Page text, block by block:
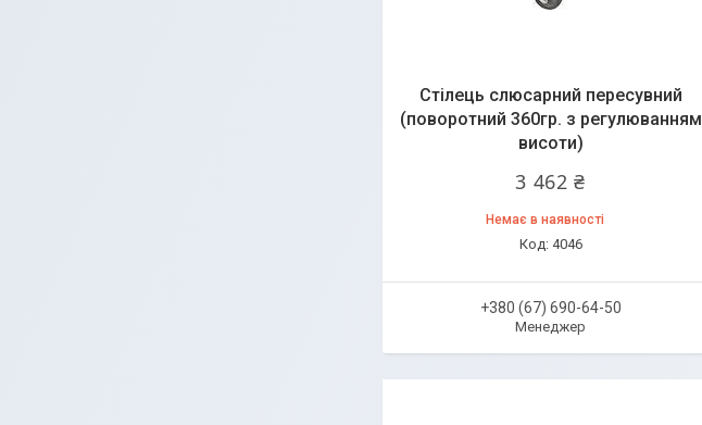
Стілець слюсарний пересувний
(поворотний 360гр. з регулюванням
висоти)
3 462 ₴
Немає в наявності
4046
+380 (67) 690-64-50
Менеджер